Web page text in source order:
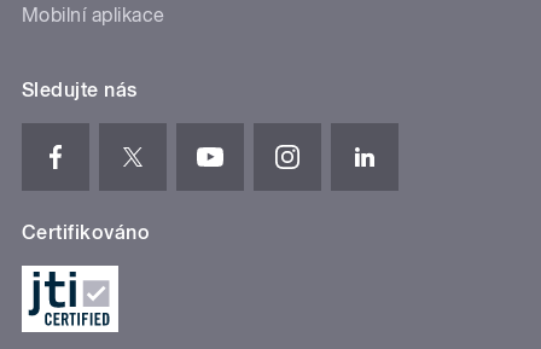
Mobilní aplikace
Sledujte nás
Certifikováno